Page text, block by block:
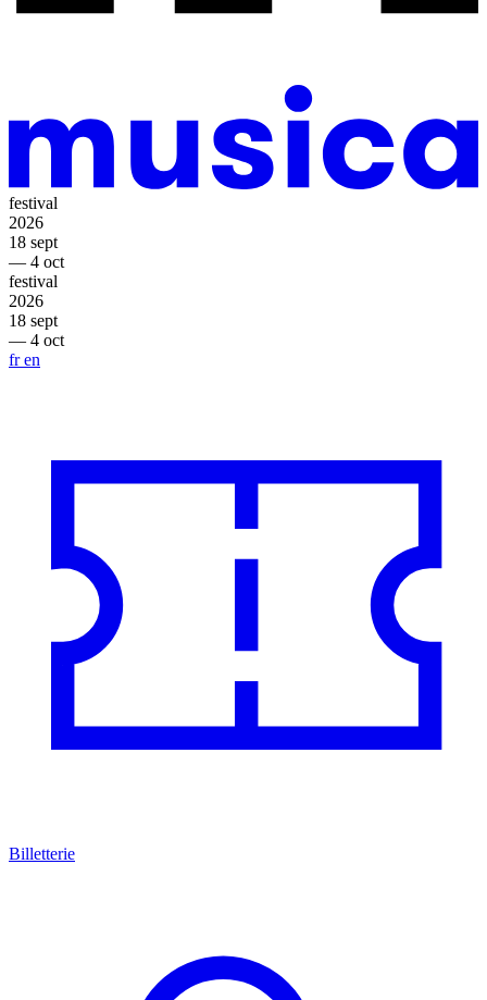
festival
2026
18 sept
— 4 oct
festival
2026
18 sept
— 4 oct
fren
Billetterie